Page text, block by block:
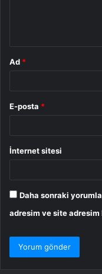
Ad *
E-posta *
İnternet sitesi
Daha sonraki
adresim ve site adresim